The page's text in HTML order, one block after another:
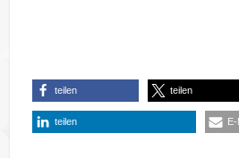
teilen teilen
teilen E-